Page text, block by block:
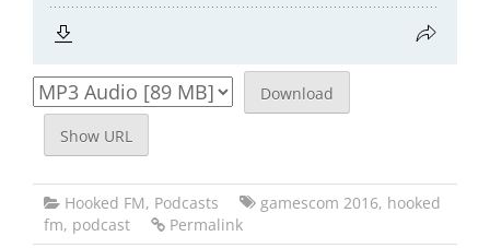
Download
Show URL
Hooked FM, Podcasts gamescom 2016, hooked
fm, podcast Permalink